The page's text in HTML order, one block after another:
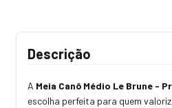
Descrição
A Meia Canô Médio Le Brune -
escolha perfeita para quem